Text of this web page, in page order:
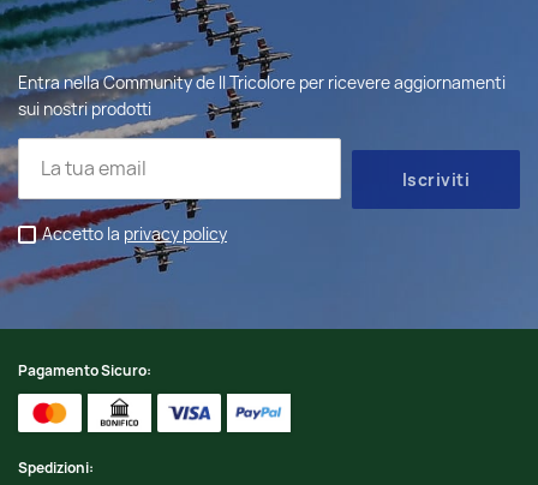
Entra nella Community de Il Tricolore per ricevere aggiornamenti
sui nostri prodotti
Accetto la privacy policy
Pagamento Sicuro:
Spedizioni: